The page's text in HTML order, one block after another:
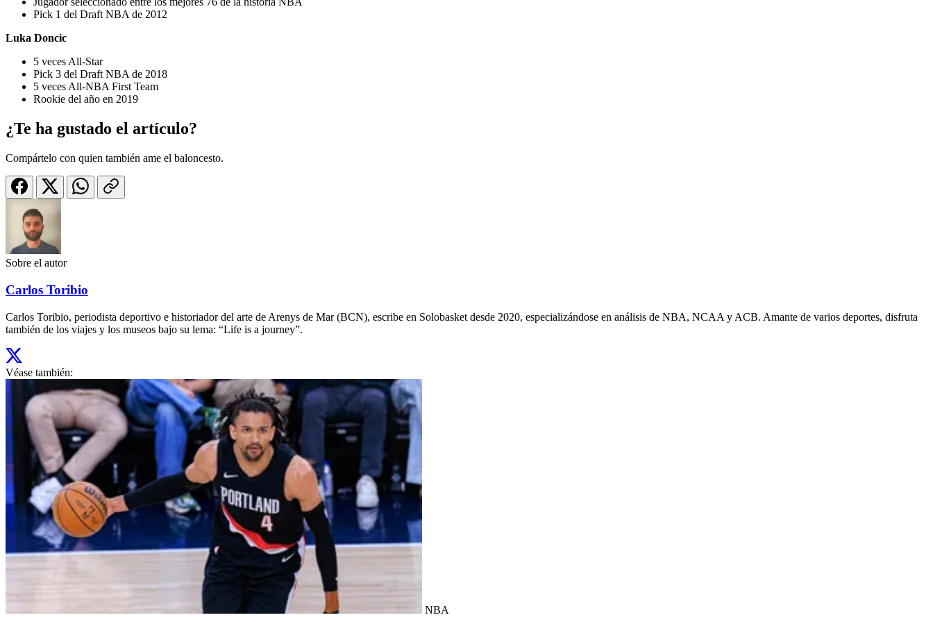
Pick 1 del Draft NBA de 2012
Luka Doncic
5 veces All-Star
Pick 3 del Draft NBA de 2018
5 veces All-NBA First Team
Rookie del año en 2019
¿Te ha gustado el artículo?
Compártelo con quien también ame el baloncesto.
Sobre el autor
Carlos Toribio
Carlos Toribio, periodista deportivo e historiador del arte de Arenys de Mar (BCN), escribe en Solobasket desde 2020, especializándose en análisis de NBA, NCAA y ACB. Amante de varios deportes, disfruta
también de los viajes y los museos bajo su lema: “Life is a journey”.
Véase también:
NBA